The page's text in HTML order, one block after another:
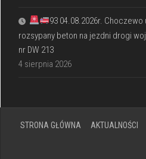
93 04.08.2026r. Choczewo
rozsypany beton na jezdni drogi
nr DW 213
4 sierpnia 2026
STRONA GŁÓWNA AKTUALNOŚCI